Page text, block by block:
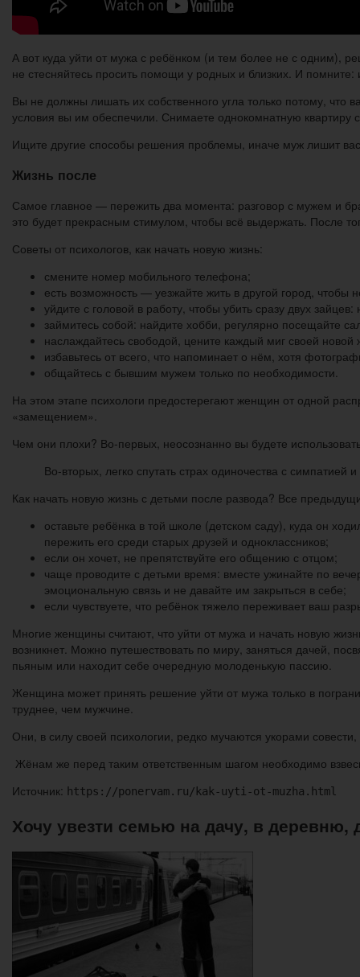
А вот куда уйти от мужа с ребёнком (и тем более не с одним),
не стесняйтесь просить помощи у родных и близких. И
Вы не должны лишать их собственного угла только потому, что
условия вы им обеспечили. Снимаете однокомнатную квартиру
Ищите другие способы решения проблемы, иначе муж лишит
Жизнь после
Самое главное — пережить два момента: разговор с мужем и
это будет прекрасным стимулом, чтобы всё выдержать. После
Советы от психологов, как начать новую жизнь:
смените номер мобильного телефона;
есть возможность — уезжайте жить в другой город,
уйдите с головой в работу, чтобы убить сразу двух
займитесь собой: найдите хобби, регулярно посещайте
наслаждайтесь свободой, цените каждый миг своей
избавьтесь от всего, что напоминает о нём, хотя
общайтесь с бывшим мужем только по необходимости.
На этом этапе психологи предостерегают женщин от одной
«замещением».
Чем они плохи? Во-первых, неосознанно вы будете
Во-вторых, легко спутать страх одиночества с
Как начать новую жизнь с детьми после развода? Все
оставьте ребёнка в той школе (детском саду), куда он
пережить его среди старых друзей и одноклассников;
если он хочет, не препятствуйте его общению с отцом;
чаще проводите с детьми время: вместе ужинайте по
эмоциональную связь и не давайте им закрыться в себе;
если чувствуете, что ребёнок тяжело переживает ваш
Многие женщины считают, что уйти от мужа и начать новую
возникнет. Можно путешествовать по миру, заняться дачей,
пьяным или находит себе очередную молоденькую пассию.
Женщина может принять решение уйти от мужа только в
труднее, чем мужчине.
Они, в силу своей психологии, редко мучаются укорами
Жёнам же перед таким ответственным шагом необходимо
Источник: https://ponervam.ru/kak-uyti-ot-muzha.html
Хочу увезти семью на дачу, в